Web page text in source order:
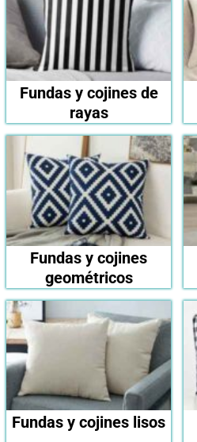
Fundas y cojines de
rayas
Fundas y cojines
geométricos
Fundas y cojines lisos